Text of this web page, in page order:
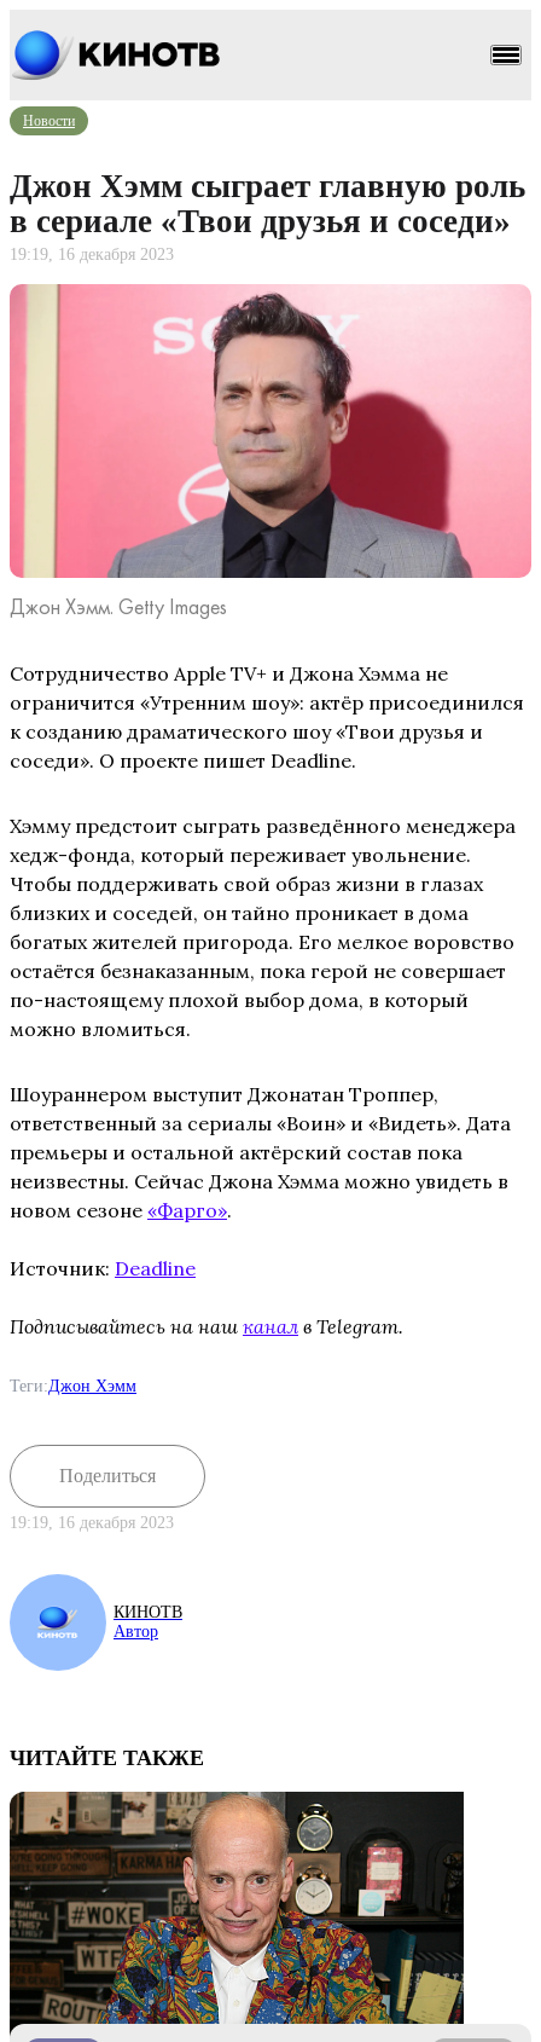
Новости
Джон Хэмм сыграет главную роль
в сериале «Твои друзья и соседи»
19:19, 16 декабря 2023
Джон Хэмм. Getty Images
Сотрудничество Apple TV+ и Джона Хэмма не
ограничится «Утренним шоу»: актёр присоединился
к созданию драматического шоу «Твои друзья и
соседи». О проекте пишет Deadline.
Хэмму предстоит сыграть разведённого менеджера
хедж-фонда, который переживает увольнение.
Чтобы поддерживать свой образ жизни в глазах
близких и соседей, он тайно проникает в дома
богатых жителей пригорода. Его мелкое воровство
остаётся безнаказанным, пока герой не совершает
по-настоящему плохой выбор дома, в который
можно вломиться.
Шоураннером выступит Джонатан Троппер,
ответственный за сериалы «Воин» и «Видеть». Дата
премьеры и остальной актёрский состав пока
неизвестны. Сейчас Джона Хэмма можно увидеть в
новом сезоне «Фарго».
Источник: Deadline
Подписывайтесь на наш канал в Telegram.
Теги:Джон Хэмм
Поделиться
19:19, 16 декабря 2023
КИНОТВ
Автор
ЧИТАЙТЕ ТАКЖЕ